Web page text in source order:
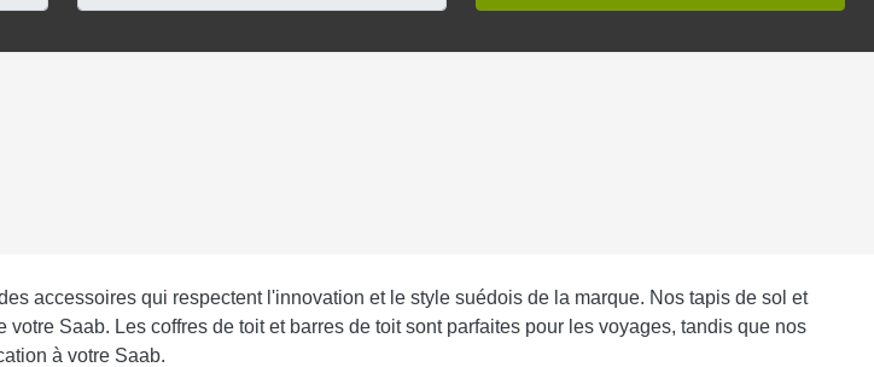
accessoires qui respectent l'innovation et le style suédois de la marque. Nos tapis de sol et
Saab. Les coffres de toit et barres de toit sont parfaites pour les voyages, tandis que nos
à votre Saab.